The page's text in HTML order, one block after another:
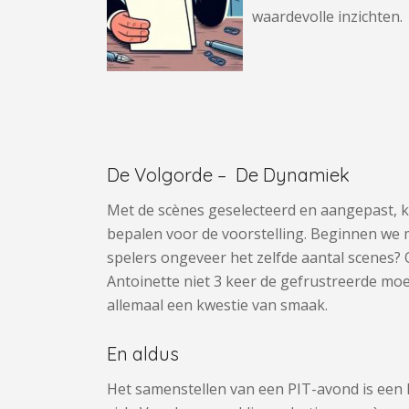
waardevolle inzichten.
De Volgorde – De Dynamiek
Met de scènes geselecteerd en
bepalen voor de voorstelling. Beginnen
spelers ongeveer het zelfde aantal
Antoinette niet 3 keer de gefrustreerde
allemaal een kwestie van smaak.
En aldus
Het samenstellen van een PIT-avond is